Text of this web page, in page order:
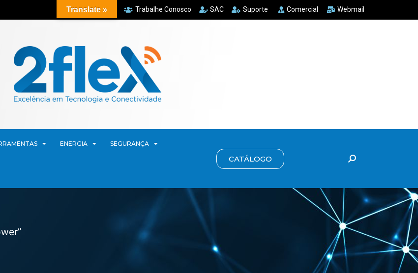
Trabalhe Conosco SAC Suporte Comercial Webmail
ENERGIA SEGURANÇA
CATÁLOGO
Translate »